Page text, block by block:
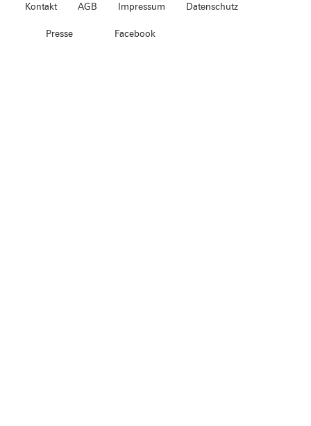
Kontakt AGB Impressum Datenschutz
Presse Facebook